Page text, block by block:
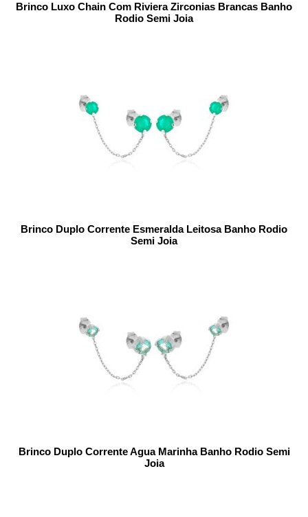
Brinco Luxo Chain Com Riviera Zirconias Brancas Banho
Rodio Semi Joia
Brinco Duplo Corrente Esmeralda Leitosa Banho Rodio
Semi Joia
Brinco Duplo Corrente Agua Marinha Banho Rodio Semi
Joia